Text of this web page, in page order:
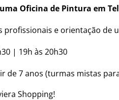
Oficina de Pintura em
e orientação de
| 19h às 20h30
de 7 anos (turmas mistas
Shopping!